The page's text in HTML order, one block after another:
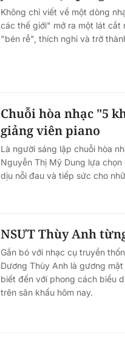
Không chỉ viết về một dòng
các thế giới" mở ra một lát cắt
"bén rễ", thích nghi và trở
Chuỗi hòa nhạc "5
giảng viên piano
Là người sáng lập chuỗi hòa
Nguyễn Thị Mỹ Dung lựa
dịu nỗi đau và tiếp sức cho
NSƯT Thùy Anh
Gắn bó với nhạc cụ truyền
Dương Thùy Anh là gương
biết đến với phong cách biểu
trên sân khấu hôm nay.